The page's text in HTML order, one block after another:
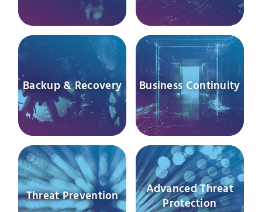
Backup & Recovery Business Continuity
Threat Prevention
Advanced Threat
Protection